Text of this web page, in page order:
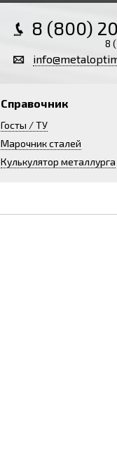
8 (800)
8
Справочник
Госты / ТУ
Марочник сталей
Кулькулятор металлурга